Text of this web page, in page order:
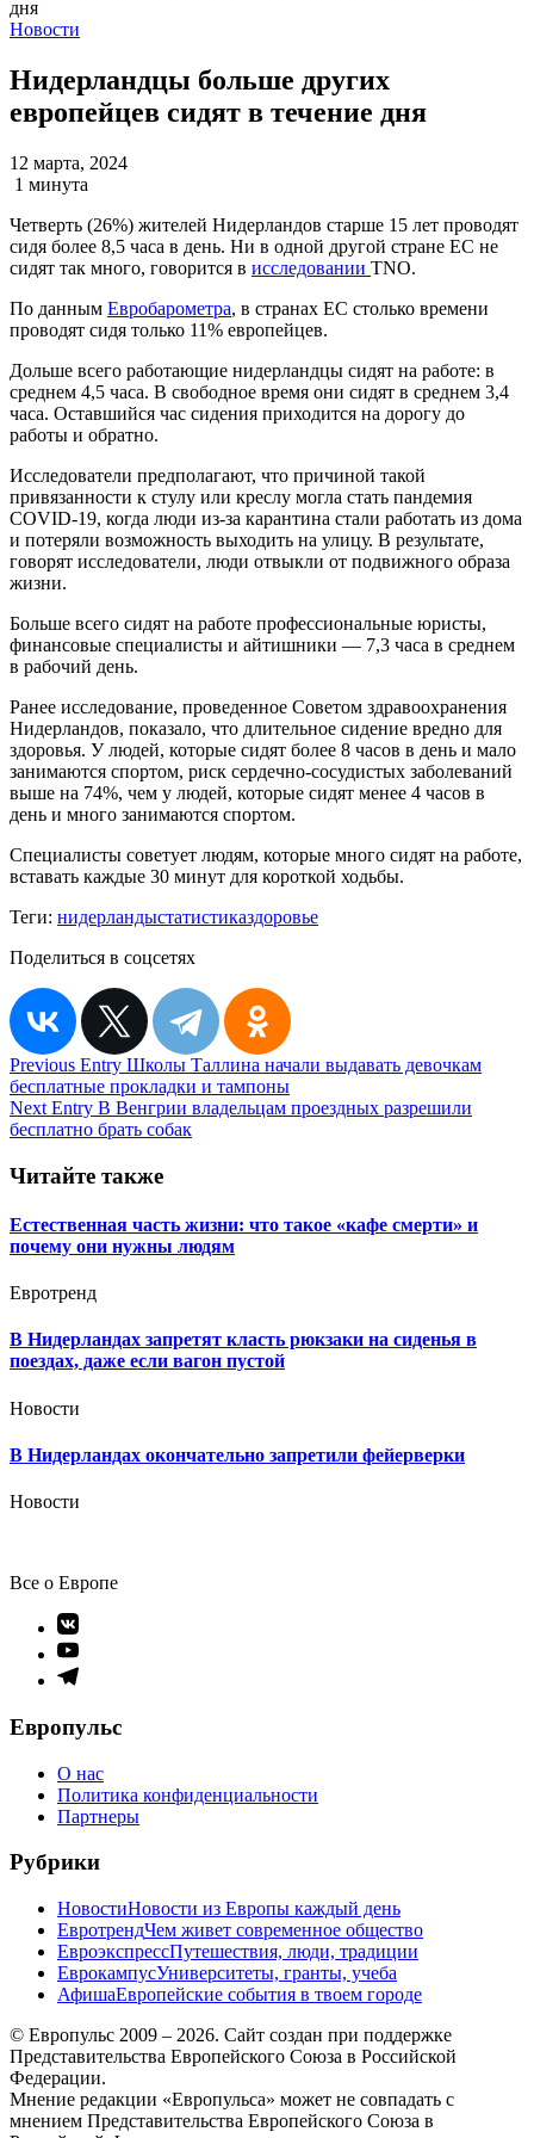
Новости
Нидерландцы больше других
европейцев сидят в течение дня
12 марта, 2024
1 минута
Четверть (26%) жителей Нидерландов старше 15 лет проводят
сидя более 8,5 часа в день. Ни в одной другой стране ЕС не
сидят так много, говорится в исследовании TNO.
По данным Евробарометра, в странах ЕС столько времени
проводят сидя только 11% европейцев.
Дольше всего работающие нидерландцы сидят на работе: в
среднем 4,5 часа. В свободное время они сидят в среднем 3,4
часа. Оставшийся час сидения приходится на дорогу до
работы и обратно.
Исследователи предполагают, что причиной такой
привязанности к стулу или креслу могла стать пандемия
COVID-19, когда люди из-за карантина стали работать из дома
и потеряли возможность выходить на улицу. В результате,
говорят исследователи, люди отвыкли от подвижного образа
жизни.
Больше всего сидят на работе профессиональные юристы,
финансовые специалисты и айтишники — 7,3 часа в среднем
в рабочий день.
Ранее исследование, проведенное Советом здравоохранения
Нидерландов, показало, что длительное сидение вредно для
здоровья. У людей, которые сидят более 8 часов в день и мало
занимаются спортом, риск сердечно-сосудистых заболеваний
выше на 74%, чем у людей, которые сидят менее 4 часов в
день и много занимаются спортом.
Специалисты советует людям, которые много сидят на работе,
вставать каждые 30 минут для короткой ходьбы.
Теги: нидерландыстатистиказдоровье
Поделиться в соцсетях
Навигация
по
записям
Previous Entry Школы Таллина начали выдавать девочкам
бесплатные прокладки и тампоны
Next Entry В Венгрии владельцам проездных разрешили
бесплатно брать собак
Читайте также
Естественная часть жизни: что такое «кафе смерти» и
почему они нужны людям
Евротренд
В Нидерландах запретят класть рюкзаки на сиденья в
поездах, даже если вагон пустой
Новости
В Нидерландах окончательно запретили фейерверки
Новости
Все о Европе
Элемент
меню
Элемент
меню
Элемент
Европульс
О нас
Политика конфиденциальности
Партнеры
Рубрики
НовостиНовости из Европы каждый день
ЕвротрендЧем живет современное общество
ЕвроэкспрессПутешествия, люди, традиции
ЕврокампусУниверситеты, гранты, учеба
АфишаЕвропейские события в твоем городе
© Европульс 2009 – 2026. Сайт создан при поддержке
Представительства Европейского Союза в Российской
Федерации.
Мнение редакции «Европульса» может не совпадать с
мнением Представительства Европейского Союза в